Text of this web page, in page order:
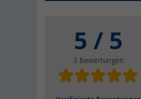
5 / 5
3 Bewertungen